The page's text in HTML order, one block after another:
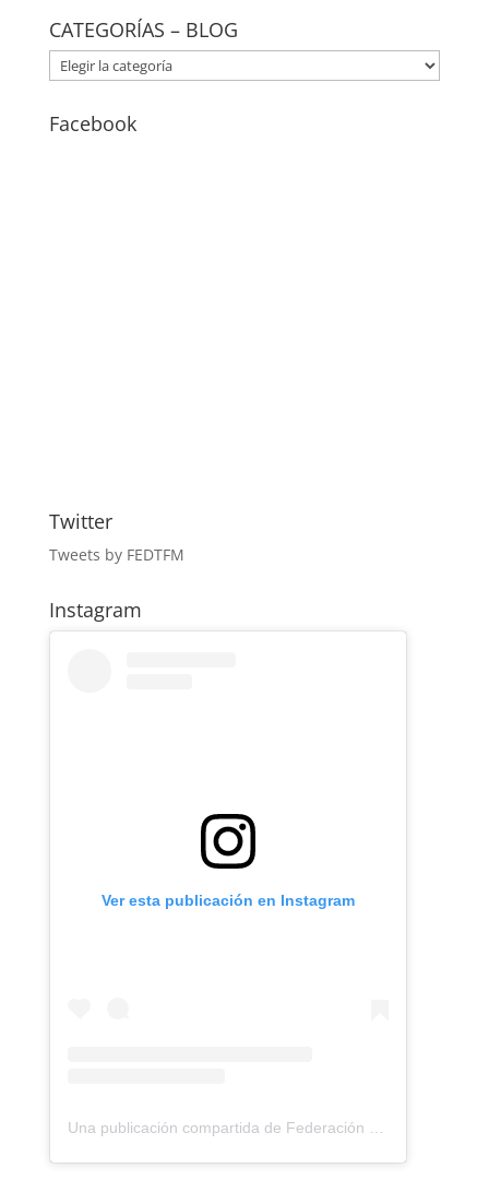
CATEGORÍAS – BLOG
CATEGORÍAS
–
Facebook
Twitter
Tweets by FEDTFM
Instagram
Ver esta publicación en Instagram
Una publicación compartida de Federación Montañismo Tenerife (@federacion_montanismo_tenerife)